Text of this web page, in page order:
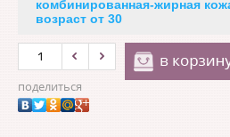
комбинированная-жирная
возраст от 30
поделиться